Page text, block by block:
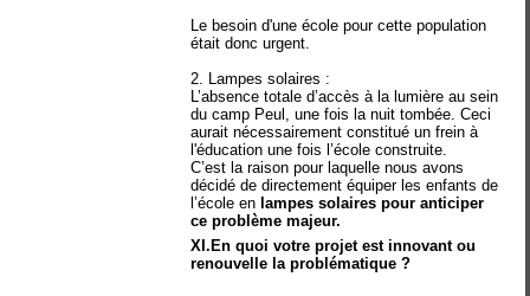
Le besoin d'une école pour cette population
était donc urgent.
2. Lampes solaires :
L’absence totale d’accès à la lumière au sein
du camp Peul, une fois la nuit tombée. Ceci
aurait nécessairement constitué un frein à
l'éducation une fois l’école construite.
C’est la raison pour laquelle nous avons
décidé de directement équiper les enfants de
l’école enlampes solaires pour anticiper
ce problème majeur.
XI.En quoi votre projet est innovant ou
renouvelle la problématique ?